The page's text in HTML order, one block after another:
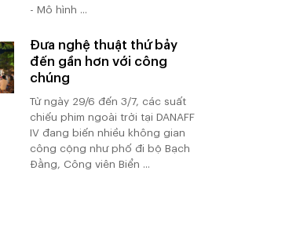
- Mô hình ...
Đưa nghệ thuật thứ bảy
đến gần hơn với công
chúng
Từ ngày 29/6 đến 3/7, các suất
chiếu phim ngoài trời tại DANAFF
IV đang biến nhiều không gian
công cộng như phố đi bộ Bạch
Đằng, Công viên Biển ...